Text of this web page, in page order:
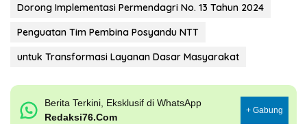
Dorong Implementasi Permendagri No. 13 Tahun 2024
Penguatan Tim Pembina Posyandu NTT
untuk Transformasi Layanan Dasar Masyarakat
Berita Terkini, Eksklusif di WhatsApp
Redaksi76.Com
+ Gabung